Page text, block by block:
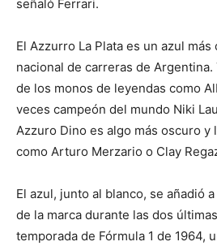
señaló Ferrari.
El Azzurro La Plata es un azul
nacional de carreras de
de los monos de leyendas como
veces campeón del mundo Niki
Azzuro Dino es algo más oscuro
como Arturo Merzario o Clay
El azul, junto al blanco, se añadió
de la marca durante las dos
temporada de Fórmula 1 de 1964,